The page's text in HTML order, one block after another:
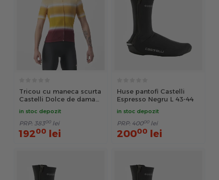
Tricou cu maneca scurta
Castelli Dolce de dama
in stoc depozit
PRP: 38300 lei
19200 lei
Huse pantofi Castelli
Espresso Negru L 43-44
in stoc depozit
PRP: 40000 lei
20000 lei